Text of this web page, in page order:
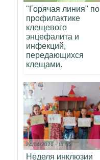
"Горячая линия" по
профилактике
клещевого
энцефалита и
инфекций,
передающихся
клещами.
24/04/2026 - 11:55
Неделя инклюзии